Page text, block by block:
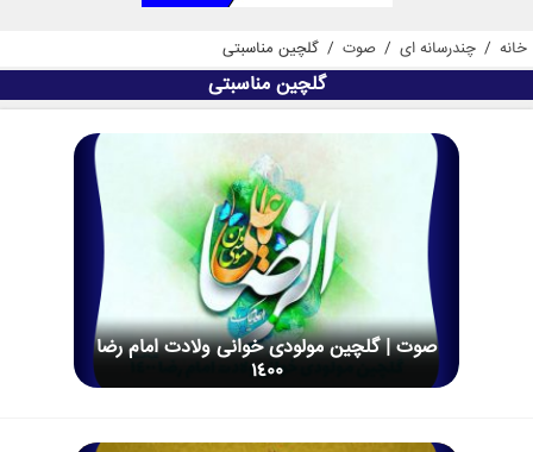
خانه / چندرسانه ای / صوت / گلچین مناسبتی
گلچین مناسبتی
صوت | گلچین مولودی خوانی ولادت امام رضا
1400